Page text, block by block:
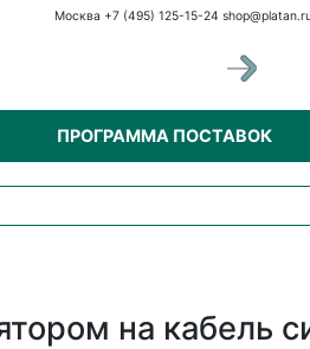
Москва +7 (495) 125-15-24
ПРОГРАММА ПОСТАВОК
на кабель